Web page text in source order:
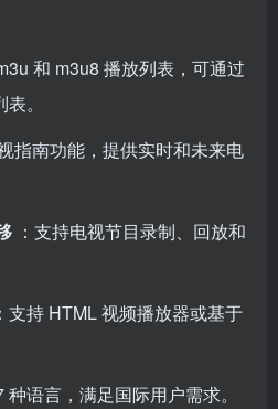
和 m3u8 播放列表，可通过
。
指南功能，提供实时和未来电
：支持电视节目录制、回放和
：支持 HTML 视频播放器或基于
种语言，满足国际用户需求。